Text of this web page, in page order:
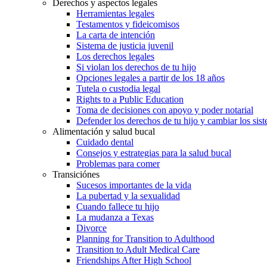
Derechos y aspectos legales
Herramientas legales
Testamentos y fideicomisos
La carta de intención
Sistema de justicia juvenil
Los derechos legales
Si violan los derechos de tu hijo
Opciones legales a partir de los 18 años
Tutela o custodia legal
Rights to a Public Education
Toma de decisiones con apoyo y poder notarial
Defender los derechos de tu hijo y cambiar los
Alimentación y salud bucal
Cuidado dental
Consejos y estrategias para la salud bucal
Problemas para comer
Transiciónes
Sucesos importantes de la vida
La pubertad y la sexualidad
Cuando fallece tu hijo
La mudanza a Texas
Divorce
Planning for Transition to Adulthood
Transition to Adult Medical Care
Friendships After High School